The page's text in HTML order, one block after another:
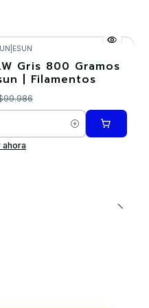
ESUN
Gris 800 Gramos
| Filamentos
ahora